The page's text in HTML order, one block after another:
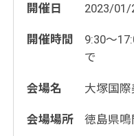
開催日 2023/01/
開催時間
9:30〜
で
会場名 大塚国
会場場所 徳島県